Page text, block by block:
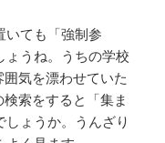
いても「強制参
ょうね。うちの学校
気を漂わせていた
索をすると「集ま
ょうか。うんざり